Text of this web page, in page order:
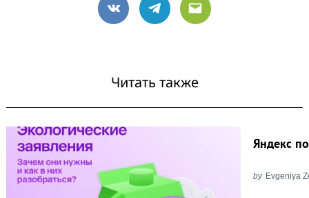
VK Telegram
Email
Читать также
Яндекс
by Evgeniya